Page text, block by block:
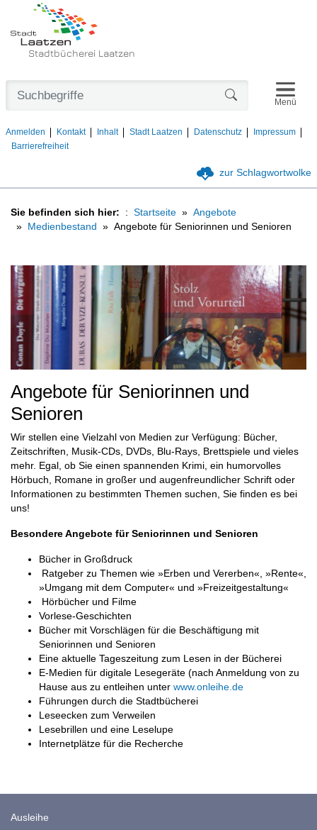
Stadtbücherei Laatzen
Anmelden Kontakt Inhalt Stadt Laatzen Datenschutz
Impressum
Barrierefreiheit
Menü
zur Schlagwortwolke
Sie befinden sich hier: Startseite
Angebote
Medienbestand
Angebote für Seniorinnen und Senioren
Angebote für Seniorinnen und
Senioren
Wir stellen eine Vielzahl von Medien zur Verfügung: Bücher,
Zeitschriften, Musik-CDs, DVDs, Blu-Rays, Brettspiele und vieles
mehr. Egal, ob Sie einen spannenden Krimi, ein humorvolles
Hörbuch, Romane in großer und augenfreundlicher Schrift oder
Informationen zu bestimmten Themen suchen, Sie finden es bei
uns!
Besondere Angebote für Seniorinnen und Senioren
Bücher in Großdruck
Ratgeber zu Themen wie »Erben und Vererben«, »Rente«,
»Umgang mit dem Computer« und »Freizeitgestaltung«
Hörbücher und Filme
Vorlese-Geschichten
Bücher mit Vorschlägen für die Beschäftigung mit
Seniorinnen und Senioren
Eine aktuelle Tageszeitung zum Lesen in der Bücherei
E-Medien für digitale Lesegeräte (nach Anmeldung von zu
Hause aus zu entleihen unter www.onleihe.de
Führungen durch die Stadtbücherei
Leseecken zum Verweilen
Lesebrillen und eine Leselupe
Internetplätze für die Recherche
Ausleihe